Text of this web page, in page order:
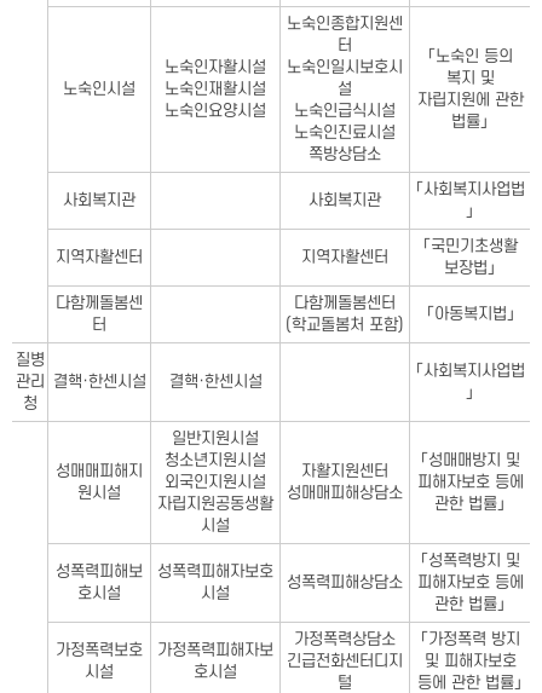
노숙인시설
노숙인자활시설
노숙인재활시설
노숙인요양시설
노숙인종합지원센
터
노숙인일시보호시
설
노숙인급식시설
노숙인진료시설
쪽방상담소
「노숙인 등의
복지 및
자립지원에 관한
법률」
사회복지관 사회복지관
「사회복지사업법
」
지역자활센터 지역자활센터
「국민기초생활
보장법」
다함께돌봄센
터
다함께돌봄센터
(학교돌봄처 포함)
「아동복지법」
질병
관리
청
결핵·한센시설 결핵·한센시설
「사회복지사업법
」
성매매피해지
원시설
일반지원시설
청소년지원시설
외국인지원시설
자립지원공동생활
시설
자활지원센터
성매매피해상담소
「성매매방지 및
피해자보호 등에
관한 법률」
성폭력피해보
호시설
성폭력피해자보호
시설
성폭력피해상담소
「성폭력방지 및
피해자보호 등에
관한 법률」
가정폭력보호
시설
가정폭력피해자보
호시설
가정폭력상담소
긴급전화센터디지
털
「가정폭력 방지
및 피해자보호
등에 관한 법률」